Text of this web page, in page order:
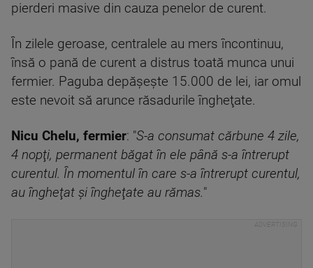
pierderi masive din cauza penelor de curent.
În zilele geroase, centralele au mers încontinuu,
însă o pană de curent a distrus toată munca unui
fermier. Paguba depăşeşte 15.000 de lei, iar omul
este nevoit să arunce răsadurile îngheţate.
Nicu Chelu, fermier: "S-a consumat cărbune 4 zile,
4 nopţi, permanent băgat în ele până s-a întrerupt
curentul. În momentul în care s-a întrerupt curentul,
au îngheţat şi îngheţate au rămas."